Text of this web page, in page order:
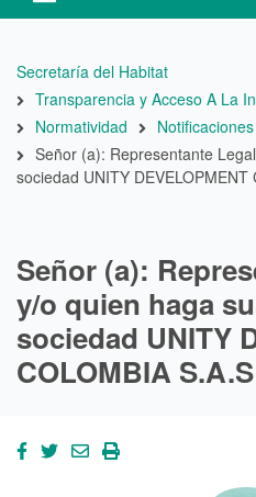
Ruta
de
navegación
Secretaría del Habitat
Transparencia y Acceso A La
Normatividad
Notificaciones
Señor (a): Representante
sociedad UNITY DEVELOPMENT
Señor (a):
y/o quien haga
sociedad UNITY
COLOMBIA S.A.S